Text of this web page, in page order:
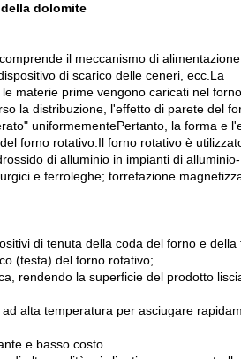
dolomite
il meccanismo di
di scarico delle ceneri, ecc.La
materie prime vengono caricati nel
la distribuzione, l'effetto di parete del
uniformementePertanto, la forma e
forno rotativo.Il forno rotativo è
di alluminio in impianti di alluminio-
e ferroleghe; torrefazione
di tenuta della coda del forno e della
(testa) del forno rotativo;
rendendo la superficie del prodotto
alta temperatura per asciugare
e basso costo